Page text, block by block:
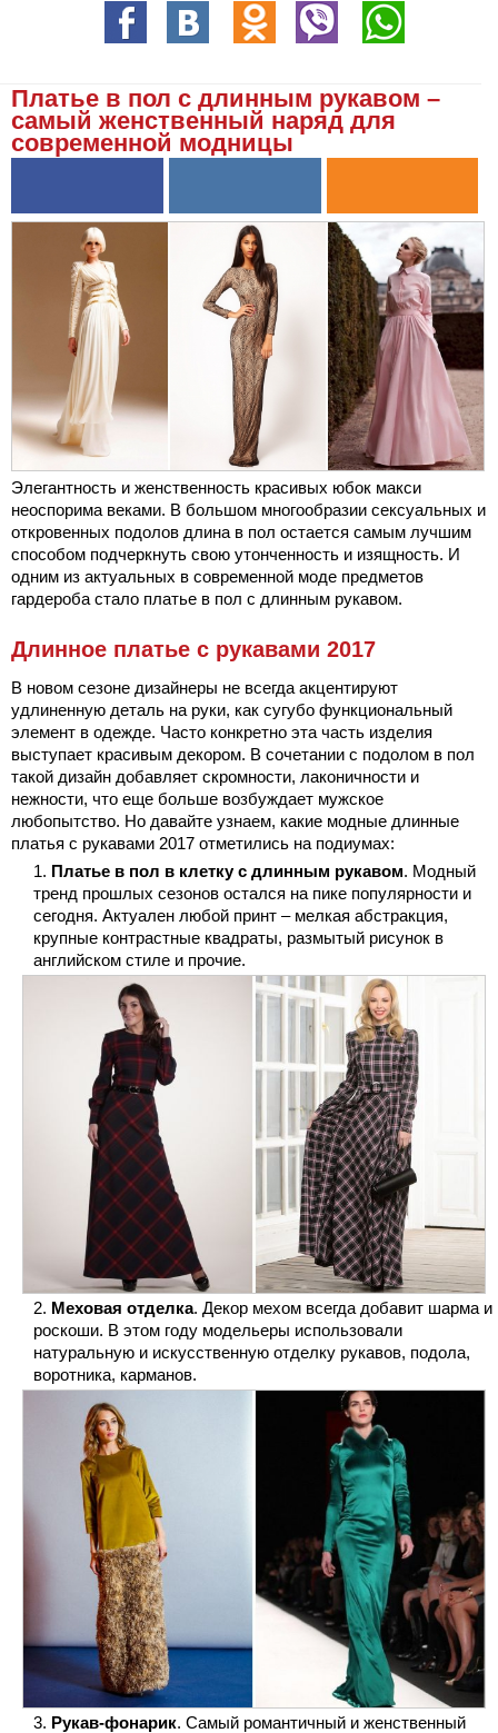
Платье в пол с длинным рукавом –
самый женственный наряд для
современной модницы
Элегантность и женственность красивых юбок макси
неоспорима веками. В большом многообразии сексуальных и
откровенных подолов длина в пол остается самым лучшим
способом подчеркнуть свою утонченность и изящность. И
одним из актуальных в современной моде предметов
гардероба стало платье в пол с длинным рукавом.
Длинное платье с рукавами 2017
В новом сезоне дизайнеры не всегда акцентируют
удлиненную деталь на руки, как сугубо функциональный
элемент в одежде. Часто конкретно эта часть изделия
выступает красивым декором. В сочетании с подолом в пол
такой дизайн добавляет скромности, лаконичности и
нежности, что еще больше возбуждает мужское
любопытство. Но давайте узнаем, какие модные длинные
платья с рукавами 2017 отметились на подиумах:
Платье в пол в клетку с длинным рукавом. Модный
тренд прошлых сезонов остался на пике популярности и
сегодня. Актуален любой принт – мелкая абстракция,
крупные контрастные квадраты, размытый рисунок в
английском стиле и прочие.
Меховая отделка. Декор мехом всегда добавит шарма и
роскоши. В этом году модельеры использовали
натуральную и искусственную отделку рукавов, подола,
воротника, карманов.
Рукав-фонарик. Самый романтичный и женственный